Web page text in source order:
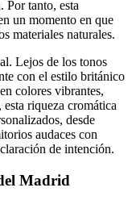
Por tanto, esta
un momento en que
materiales naturales.
Lejos de los tonos
con el estilo británico
colores vibrantes,
riqueza cromática
desde
audaces con
de intención.
Madrid